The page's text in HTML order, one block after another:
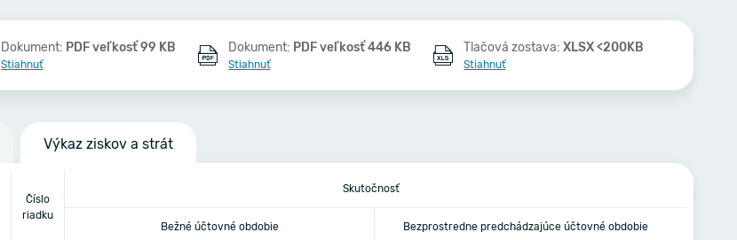
Dokument: PDF veľkosť 99 KB
Stiahnuť
Dokument: PDF veľkosť 446 KB
Stiahnuť
Tlačová zostava:XLSX <200KB
Stiahnuť
Výkaz ziskov a strát
Číslo
riadku
Skutočnosť
Bežné účtovné obdobie Bezprostredne predchádzajúce účtovné obdobie